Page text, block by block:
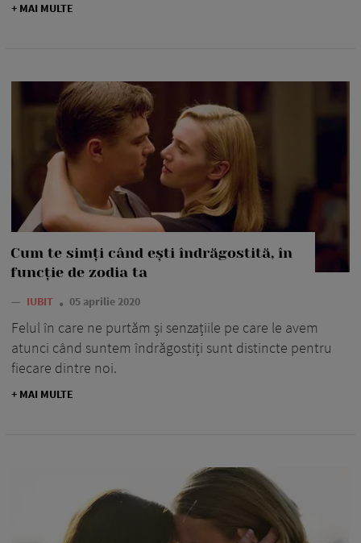
+ MAI MULTE
Cum te simți când ești îndrăgostită, în
funcție de zodia ta
— IUBIT 05 aprilie 2020
Felul în care ne purtăm și senzațiile pe care le avem
atunci când suntem îndrăgostiți sunt distincte pentru
fiecare dintre noi.
+ MAI MULTE